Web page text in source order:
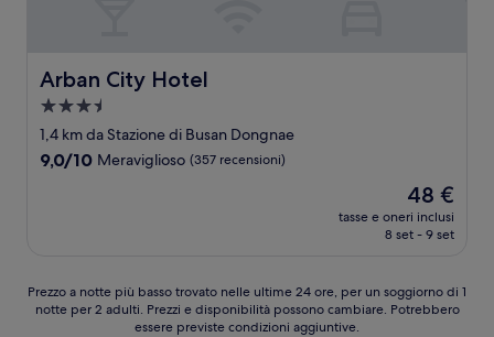
Arban City Hotel
Arban City Hotel
Struttura
a
3.5
1,4 km da Stazione di Busan Dongnae
9.0
9,0/10 Meraviglioso (357 recensioni)
Il
prezzo
attuale
48 €
tasse e oneri inclusi
8 set - 9 set
Prezzo
Prezzo a notte più basso trovato nelle ultime 24 ore, per un soggiorno di 1
notte per 2 adulti. Prezzi e disponibilità possono cambiare. Potrebbero
essere previste condizioni aggiuntive.